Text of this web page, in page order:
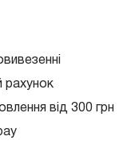
рахунок
від 300 грн